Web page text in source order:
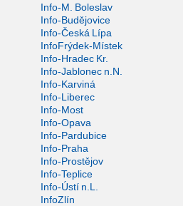
Info-M. Boleslav
Info-Budějovice
Info-Česká Lípa
InfoFrýdek-Místek
Info-Hradec Kr.
Info-Jablonec n.N.
Info-Karviná
Info-Liberec
Info-Most
Info-Opava
Info-Pardubice
Info-Praha
Info-Prostějov
Info-Teplice
Info-Ústí n.L.
InfoZlín